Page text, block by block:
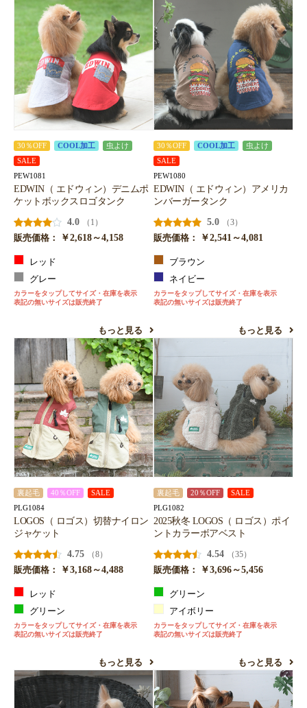
30％OFF COOL加工
虫よけ
SALE
PEW1081
EDWIN（ エドウィン）デニムポ
ケットボックスロゴタンク
4.0
（1）
販売価格：
￥2,618～4,158
レッド
グレー
カラーをタップしてサイズ・在庫を表示
表記の無いサイズは販売終了
もっと見る
30％OFF COOL加工
虫よけ
SALE
PEW1080
EDWIN（ エドウィン）アメリカ
ンバーガータンク
5.0
（3）
販売価格：
￥2,541～4,081
ブラウン
ネイビー
カラーをタップしてサイズ・在庫を表示
表記の無いサイズは販売終了
もっと見る
裏起毛 40％OFF SALE
PLG1084
LOGOS（ ロゴス）切替ナイロン
ジャケット
4.75
（8）
販売価格：
￥3,168～4,488
レッド
グリーン
カラーをタップしてサイズ・在庫を表示
表記の無いサイズは販売終了
もっと見る
裏起毛 20％OFF SALE
PLG1082
2025秋冬 LOGOS（ ロゴス）ポイ
ントカラーボアベスト
4.54
（35）
販売価格：
￥3,696～5,456
グリーン
アイボリー
カラーをタップしてサイズ・在庫を表示
表記の無いサイズは販売終了
もっと見る